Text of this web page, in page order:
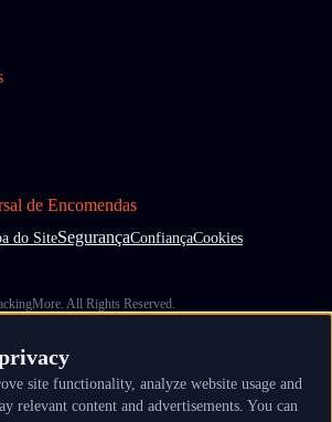
de Encomendas
do SiteSegurançaConfiançaCookies
All Rights Reserved.
site functionality, analyze website usage and
relevant content and advertisements. You can